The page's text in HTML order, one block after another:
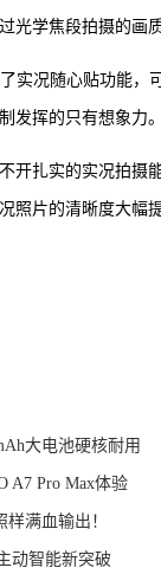
光学焦段拍摄的画
实况随心贴功能
发挥的只有想象力。
开扎实的实况拍摄
照片的清晰度大幅
大电池硬核耐用
A7 Pro Max体验
满血输出！
动智能新突破